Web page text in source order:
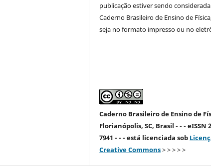
publicação estiver sendo
Caderno Brasileiro de Ensino de
seja no formato impresso ou no
Caderno Brasileiro de Ensino de
Florianópolis, SC, Brasil - - - eISSN
7941 - - - está licenciada sob
Creative Commons> > > > >